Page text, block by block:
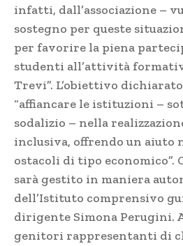
infatti, dall’associazione –
sostegno per queste
per favorire la piena
studenti all’attività
Trevi”. L’obiettivo
“affiancare le istituzioni –
sodalizio – nella
inclusiva, offrendo un aiuto
ostacoli di tipo economico”.
sarà gestito in maniera
dell’Istituto comprensivo
dirigente Simona Perugini.
genitori rappresentanti di